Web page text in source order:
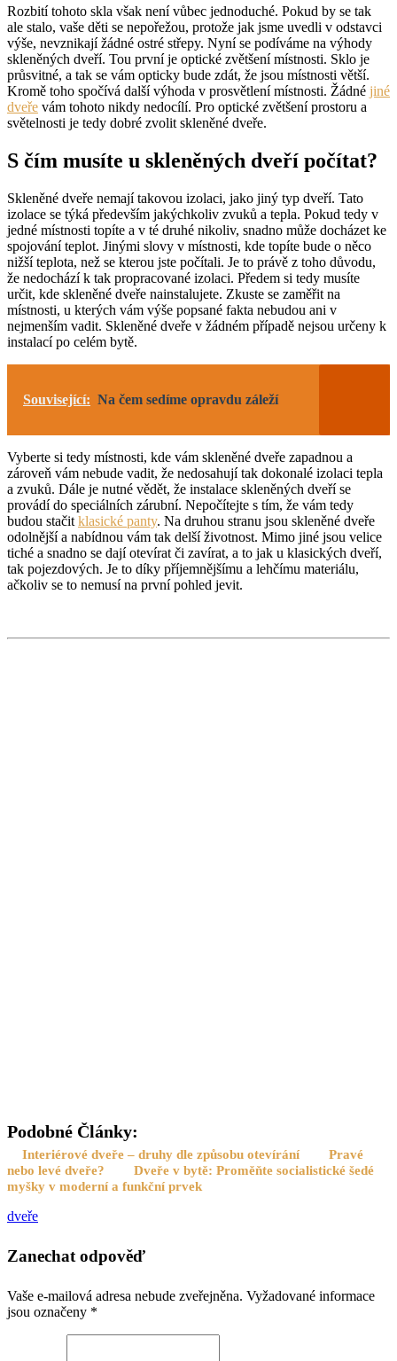
Rozbití tohoto skla však není vůbec jednoduché. Pokud by se tak
ale stalo, vaše děti se nepořežou, protože jak jsme uvedli v odstavci
výše, nevznikají žádné ostré střepy. Nyní se podíváme na výhody
skleněných dveří. Tou první je optické zvětšení místnosti. Sklo je
průsvitné, a tak se vám opticky bude zdát, že jsou místnosti větší.
Kromě toho spočívá další výhoda v prosvětlení místnosti. Žádné jiné
dveře vám tohoto nikdy nedocílí. Pro optické zvětšení prostoru a
světelnosti je tedy dobré zvolit skleněné dveře.
S čím musíte u skleněných dveří počítat?
Skleněné dveře nemají takovou izolaci, jako jiný typ dveří. Tato
izolace se týká především jakýchkoliv zvuků a tepla. Pokud tedy v
jedné místnosti topíte a v té druhé nikoliv, snadno může docházet ke
spojování teplot. Jinými slovy v místnosti, kde topíte bude o něco
nižší teplota, než se kterou jste počítali. Je to právě z toho důvodu,
že nedochází k tak propracované izolaci. Předem si tedy musíte
určit, kde skleněné dveře nainstalujete. Zkuste se zaměřit na
místnosti, u kterých vám výše popsané fakta nebudou ani v
nejmenším vadit. Skleněné dveře v žádném případě nejsou určeny k
instalací po celém bytě.
Související: Na čem sedíme opravdu záleží
Vyberte si tedy místnosti, kde vám skleněné dveře zapadnou a
zároveň vám nebude vadit, že nedosahují tak dokonalé izolaci tepla
a zvuků. Dále je nutné vědět, že instalace skleněných dveří se
provádí do speciálních zárubní. Nepočítejte s tím, že vám tedy
budou stačit klasické panty. Na druhou stranu jsou skleněné dveře
odolnější a nabídnou vám tak delší životnost. Mimo jiné jsou velice
tiché a snadno se dají otevírat či zavírat, a to jak u klasických dveří,
tak pojezdových. Je to díky příjemnějšímu a lehčímu materiálu,
ačkoliv se to nemusí na první pohled jevit.
Podobné Články:
Interiérové dveře – druhy dle způsobu otevírání
Pravé
nebo levé dveře?
Dveře v bytě: Proměňte socialistické šedé
myšky v moderní a funkční prvek
dveře
Zanechat odpověď
Vaše e-mailová adresa nebude zveřejněna. Vyžadované informace
jsou označeny *